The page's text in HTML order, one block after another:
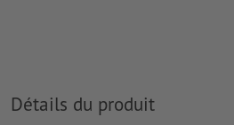
Détails du produit